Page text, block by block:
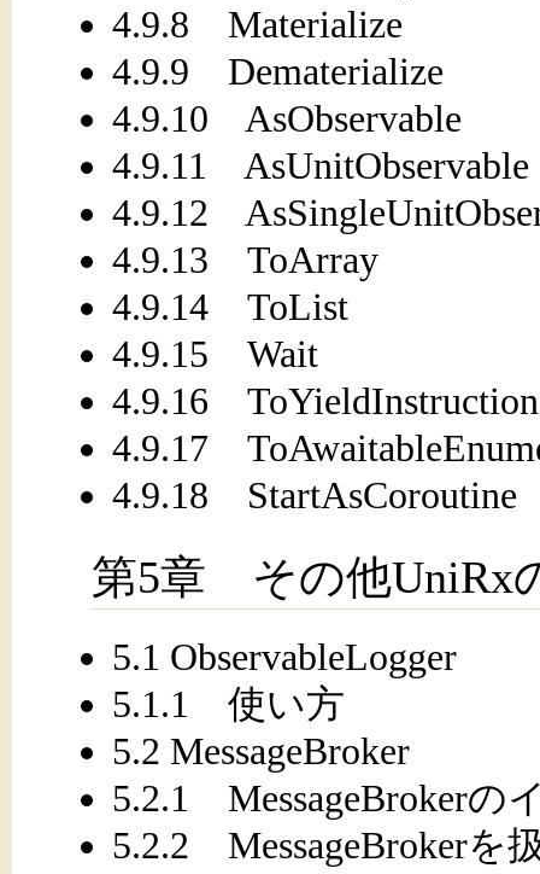
4.9.8 Materialize
4.9.9 Dematerialize
4.9.10 AsObservable
4.9.11 AsUnitObservable
4.9.12
4.9.13 ToArray
4.9.14 ToList
4.9.15 Wait
4.9.16 ToYieldInstruction
4.9.17
4.9.18 StartAsCoroutine
第5章 その他UniRx
5.1 ObservableLogger
5.1.1 使い方
5.2 MessageBroker
5.2.1 MessageBrokerの
5.2.2 MessageBrokerを